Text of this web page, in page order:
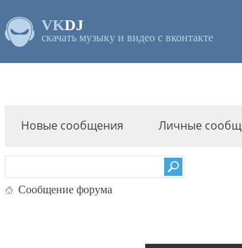
VKDJ
скачать музыку и видео с вконтакте
Новые сообщения Личные
Сообщение форума